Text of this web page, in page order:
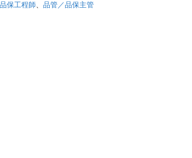
品保工程師
品管／品保主管